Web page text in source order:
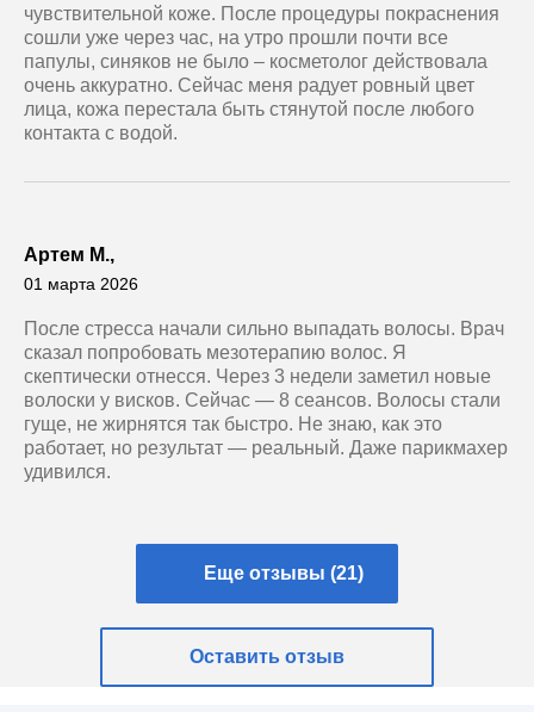
чувствительной коже. После процедуры покраснения
сошли уже через час, на утро прошли почти все
папулы, синяков не было – косметолог действовала
очень аккуратно. Сейчас меня радует ровный цвет
лица, кожа перестала быть стянутой после любого
контакта с водой.
Артем М.,
01 марта 2026
После стресса начали сильно выпадать волосы. Врач
сказал попробовать мезотерапию волос. Я
скептически отнесся. Через 3 недели заметил новые
волоски у висков. Сейчас — 8 сеансов. Волосы стали
гуще, не жирнятся так быстро. Не знаю, как это
работает, но результат — реальный. Даже парикмахер
удивился.
Еще отзывы (21)
Оставить отзыв